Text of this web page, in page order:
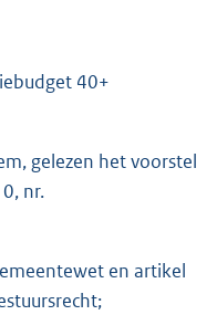
40+
gelezen het voorstel
nr.
en artikel